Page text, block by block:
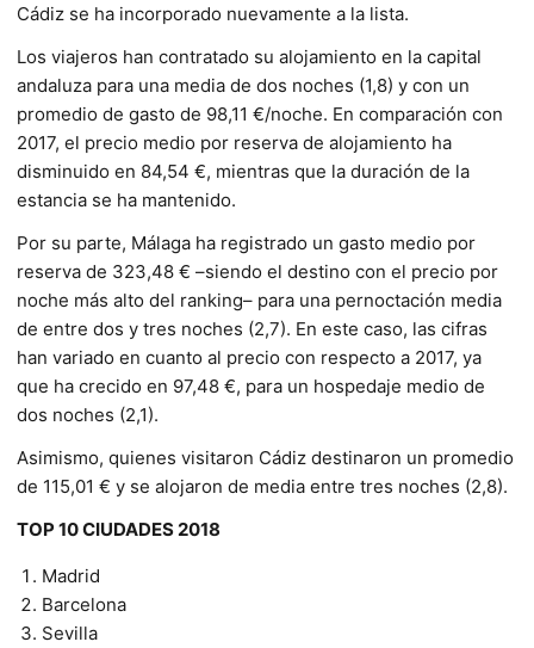
Cádiz se ha incorporado nuevamente a la lista.
Los viajeros han contratado su alojamiento en la capital
andaluza para una media de dos noches (1,8) y con un
promedio de gasto de 98,11 €/noche. En comparación con
2017, el precio medio por reserva de alojamiento ha
disminuido en 84,54 €, mientras que la duración de la
estancia se ha mantenido.
Por su parte, Málaga ha registrado un gasto medio por
reserva de 323,48 € –siendo el destino con el precio por
noche más alto del ranking– para una pernoctación media
de entre dos y tres noches (2,7). En este caso, las cifras
han variado en cuanto al precio con respecto a 2017, ya
que ha crecido en 97,48 €, para un hospedaje medio de
dos noches (2,1).
Asimismo, quienes visitaron Cádiz destinaron un promedio
de 115,01 € y se alojaron de media entre tres noches (2,8).
TOP 10 CIUDADES 2018
Madrid
Barcelona
Sevilla